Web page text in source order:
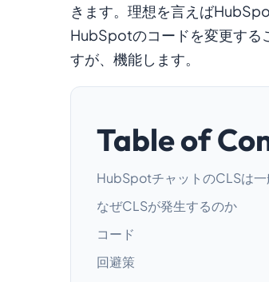
きます。理想を言えば
HubSpotのコードを変更する
すが、機能します。
Table of
HubSpotチャットのCLSは
なぜCLSが発生するのか
コード
回避策